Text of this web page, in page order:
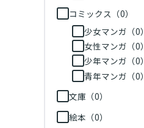
コミックス（0）
少女マンガ（0）
女性マンガ（0）
少年マンガ（0）
青年マンガ（0）
文庫（0）
絵本（0）